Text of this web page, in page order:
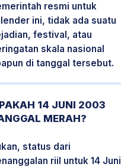
resmi untuk
ini, tidak ada suatu
festival, atau
skala nasional
di tanggal tersebut.
14 JUNI 2003
MERAH?
status dari
riil untuk 14 Juni